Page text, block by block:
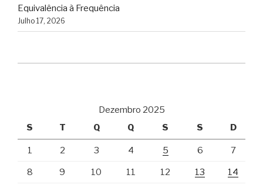
Equivalência à Frequência
Julho 17, 2026
Dezembro 2025
S
T Q Q S S D
1 2 3 4 5 6 7
8 9 10 11 12 13 14